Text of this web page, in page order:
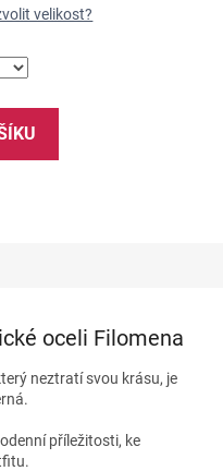
velikost?
oceli Filomena
neztratí svou krásu, je
příležitosti, ke